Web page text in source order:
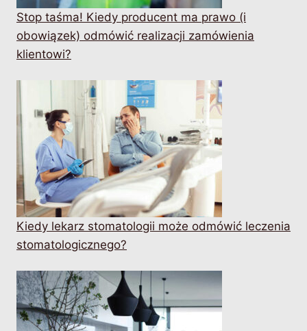
Stop taśma! Kiedy producent ma prawo (i
obowiązek) odmówić realizacji zamówienia
klientowi?
Kiedy lekarz stomatologii może odmówić leczenia
stomatologicznego?